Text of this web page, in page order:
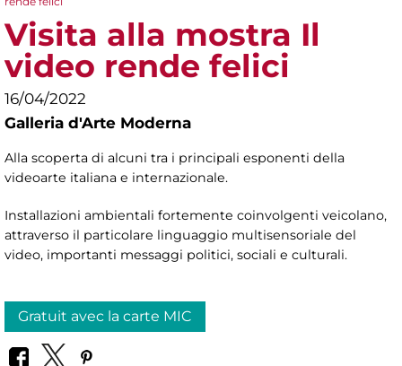
Visita alla mostra Il
video rende felici
16/04/2022
Galleria d'Arte Moderna
Alla scoperta di alcuni tra i principali esponenti della
videoarte italiana e internazionale.
Installazioni ambientali fortemente coinvolgenti veicolano,
attraverso il particolare linguaggio multisensoriale del
video, importanti messaggi politici, sociali e culturali.
Gratuit avec la carte MIC